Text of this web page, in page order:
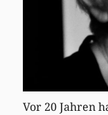
Vor 20 Jahren